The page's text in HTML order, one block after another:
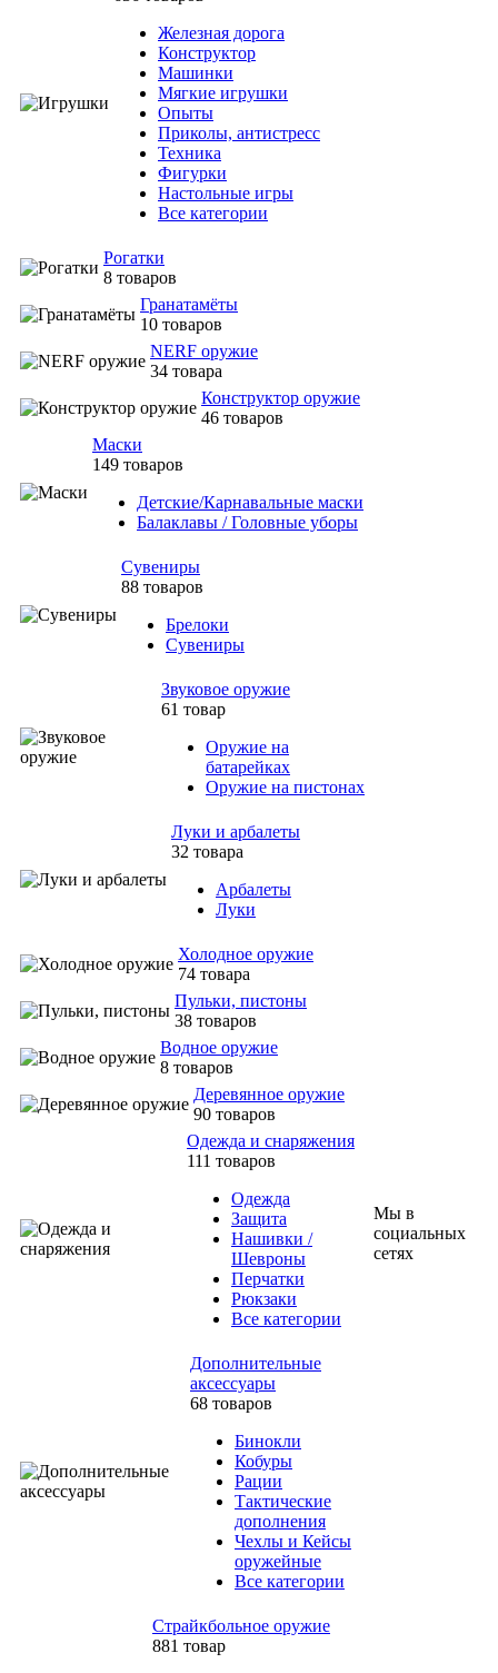
Железная дорога
Конструктор
Машинки
Мягкие игрушки
Опыты
Приколы, антистресс
Техника
Фигурки
Настольные игры
Все категории
Рогатки
8 товаров
Гранатамёты
10 товаров
NERF оружие
34 товара
Конструктор оружие
46 товаров
Маски
149 товаров
Детские/Карнавальные маски
Балаклавы / Головные уборы
Сувениры
88 товаров
Брелоки
Сувениры
Звуковое оружие
61 товар
Оружие на
батарейках
Оружие на пистонах
Луки и арбалеты
32 товара
Арбалеты
Луки
Холодное оружие
74 товара
Пульки, пистоны
38 товаров
Водное оружие
8 товаров
Деревянное оружие
90 товаров
Одежда и снаряжения
111 товаров
Одежда
Защита
Нашивки /
Шевроны
Перчатки
Рюкзаки
Все категории
Дополнительные
аксессуары
68 товаров
Бинокли
Кобуры
Рации
Тактические
дополнения
Чехлы и Кейсы
оружейные
Все категории
Страйкбольное оружие
881 товар
Мы в
социальных
сетях